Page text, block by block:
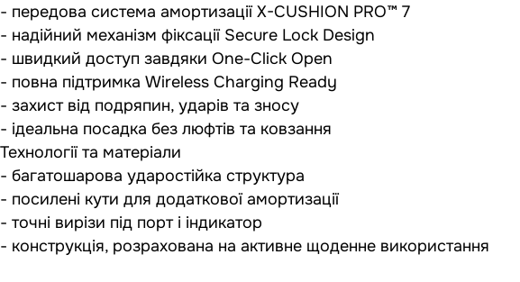
- передова система амортизації X-CUSHION PRO™ 7
- надійний механізм фіксації Secure Lock Design
- швидкий доступ завдяки One-Click Open
- повна підтримка Wireless Charging Ready
- захист від подряпин, ударів та зносу
- ідеальна посадка без люфтів та ковзання
Технології та матеріали
- багатошарова ударостійка структура
- посилені кути для додаткової амортизації
- точні вирізи під порт і індикатор
- конструкція, розрахована на активне щоденне використання